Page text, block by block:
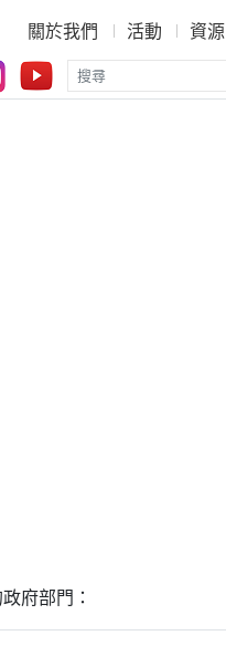
關於我們 活動 資源
專頁
InstagramYoutube
府部門：